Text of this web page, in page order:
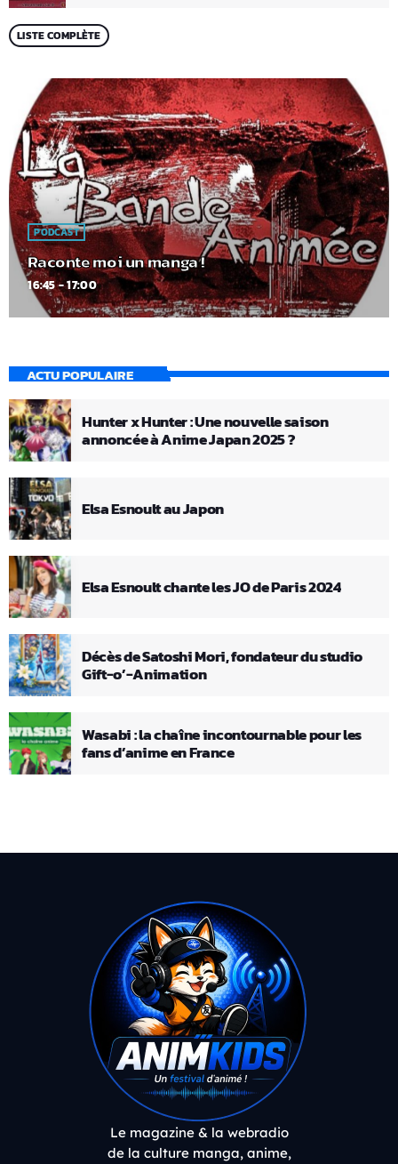
LISTE COMPLÈTE
PODCAST
Raconte moi un manga !
16:45 - 17:00
ACTU POPULAIRE
Hunter x Hunter : Une nouvelle saison
annoncée à Anime Japan 2025 ?
Elsa Esnoult au Japon
Elsa Esnoult chante les JO de Paris 2024
Décès de Satoshi Mori, fondateur du studio
Gift-o’-Animation
Wasabi : la chaîne incontournable pour les
fans d’anime en France
Le magazine & la webradio
de la culture manga, anime,